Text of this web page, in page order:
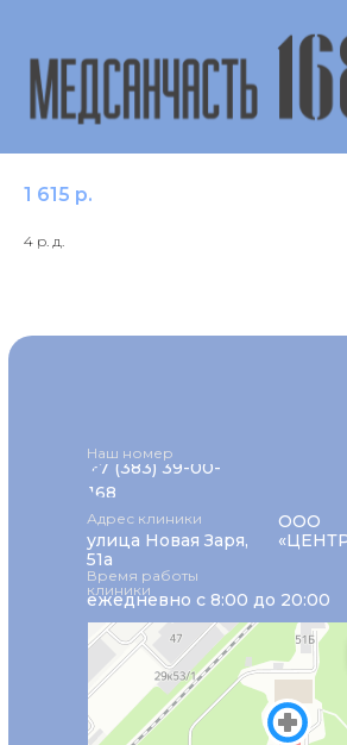
IgE к аллергену f10
1 615 р.
4 р. д.
+7 (383) 39-00-
168
Наш номер
ежедневно с 8:00 до 20:00
Время работы
клиники
Адрес клиники
улица Новая Заря,
51а
ООО